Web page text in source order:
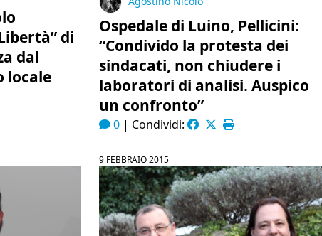
di
dal
locale
Ospedale di Luino, Pellicini:
“Condivido la protesta dei
sindacati, non chiudere i
laboratori di analisi. Auspico
un confronto”
0 | Condividi:
9 FEBBRAIO 2015